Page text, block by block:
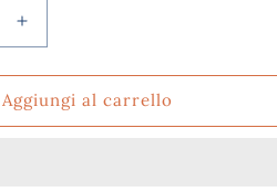
Aumenta
quantità
per
Dermovitamina
Calmilene
Aggiungi al carrello